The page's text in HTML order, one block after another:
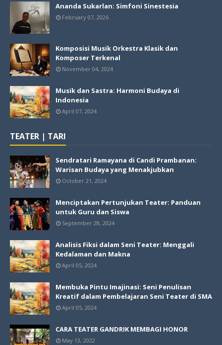
Ananda Sukarlan: Simfoni Sinestesia
February 07, 2026
Komposisi Musik Orkestra Klasik dan
Komposer Terkenal
November 04, 2024
Musik dan Sastra: Harmoni Budaya di
Indonesia
April 07, 2024
TEATER | TARI
Sendratari Ramayana di Candi Prambanan:
Warisan Budaya yang Menakjubkan
October 21, 2024
Menciptakan Pertunjukan Teater: Panduan
untuk Guru dan Siswa
September 28, 2024
Analisis Fiksi dalam Seni Teater: Menggali
Kedalaman dan Makna
April 05, 2024
Membuka Pintu Imajinasi: Seni Penulisan
Kreatif dalam Pembelajaran Seni Teater di SMA
April 05, 2024
CARA TEATER GANDRIK MEMBAGI HONOR
May 13, 2022